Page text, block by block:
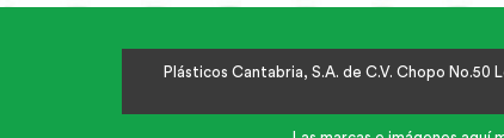
Plásticos Cantabria, S.A. de C.V. Chopo